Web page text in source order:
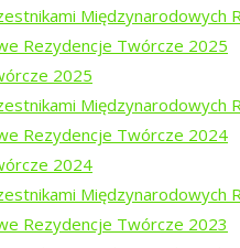
Międzynarodowych
Rezydencje Twórcze 2025
2025
Międzynarodowych
Rezydencje Twórcze 2024
2024
Międzynarodowych
Rezydencje Twórcze 2023
wykluczenie?
Podlasia.